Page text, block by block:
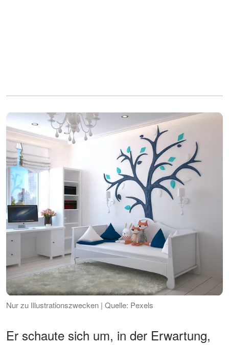
Nur zu Illustrationszwecken | Quelle: Pexels
Er schaute sich um, in der Erwartung,